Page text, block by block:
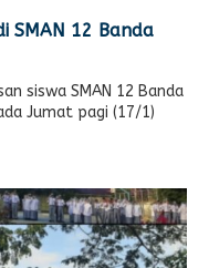
SMAN 12 Banda
siswa SMAN 12 Banda
Jumat pagi (17/1)